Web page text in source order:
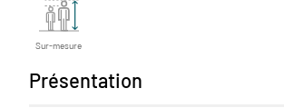
Sur-mesure
Présentation